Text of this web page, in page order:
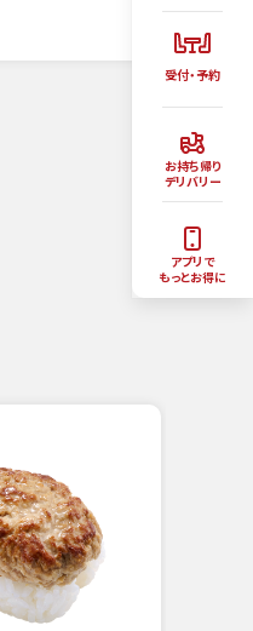
受付・予約
お持ち帰り
デリバリー
アプリで
もっとお得に